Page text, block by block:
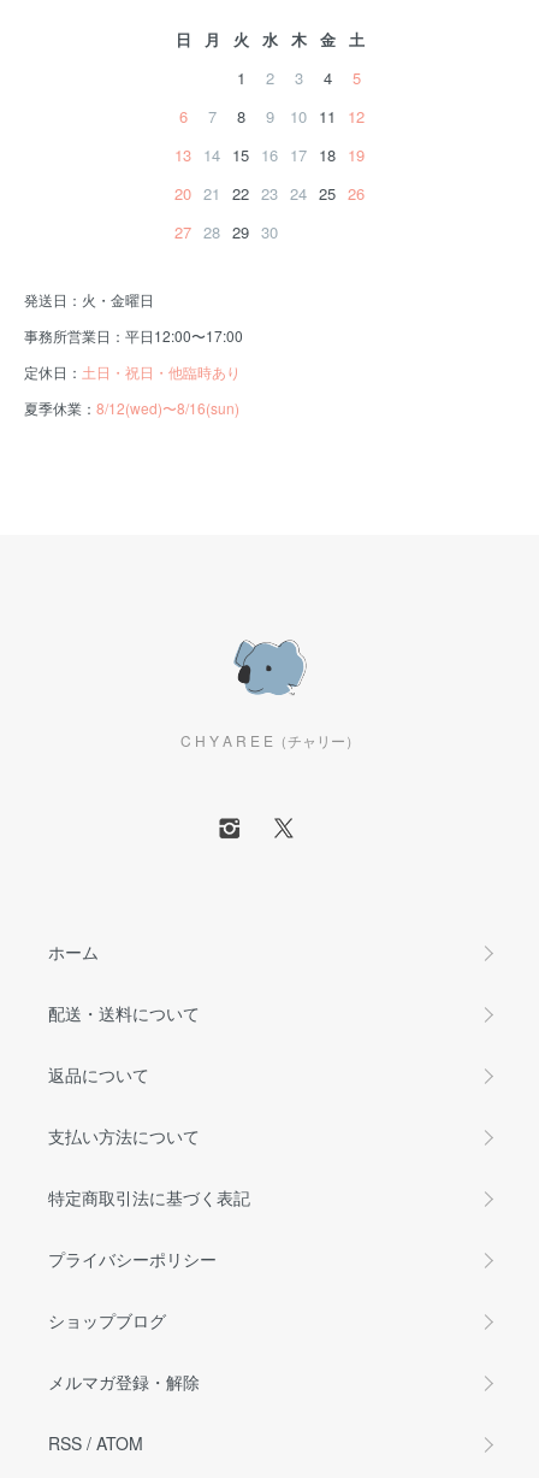
日 月 火 水 木 金
土
1
2 3 4
5
6
7 8 9 10 11
12
13 14 15 16 17 18 19
20 21 22 23 24 25 26
27 28 29 30
発送日：火・金曜日
事務所営業日：平日12:00〜17:00
定休日： 土日・祝日・他臨時あり
夏季休業： 8/12(wed)〜8/16(sun)
C H Y A R E E（チャリー）
ホーム
配送・送料について
返品について
支払い方法について
特定商取引法に基づく表記
プライバシーポリシー
ショップブログ
メルマガ登録・解除
RSS / ATOM